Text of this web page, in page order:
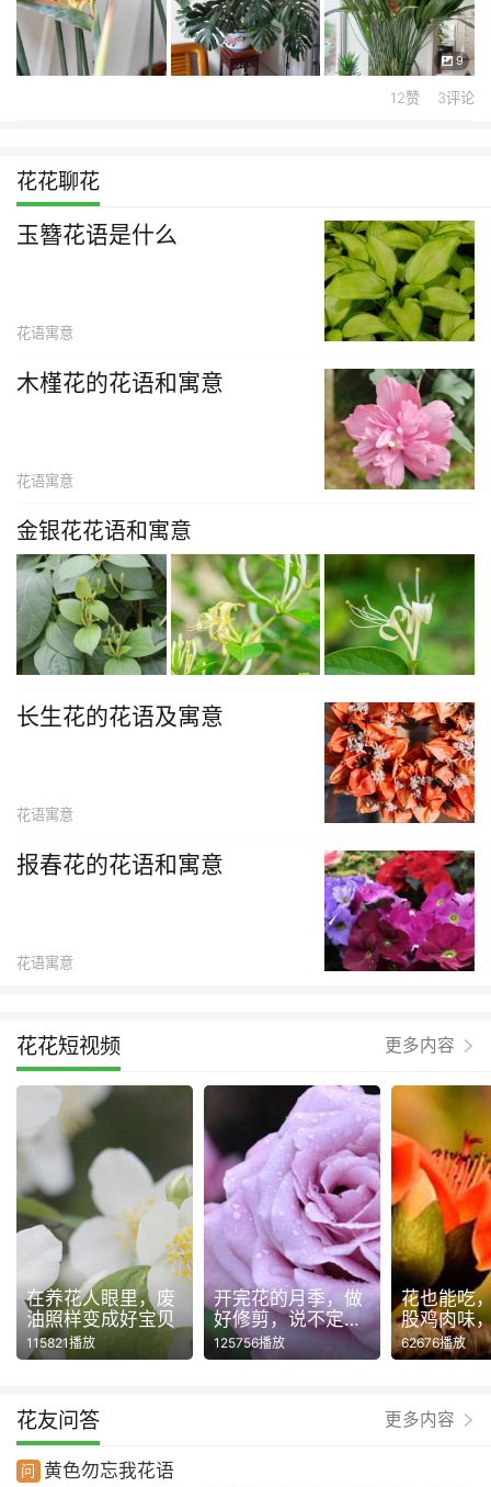
9
12赞 3评论
花花聊花
玉簪花语是什么
花语寓意
木槿花的花语和寓意
花语寓意
金银花花语和寓意
长生花的花语及寓意
花语寓意
报春花的花语和寓意
花语寓意
花花短视频 更多内容
在养花人眼里，废
油照样变成好宝贝
115821播放
开完花的月季，做
好修剪，说不定还
能再开一波！
125756播放
花也能吃
股鸡肉味
62676播放
花友问答 更多内容
黄色勿忘我花语